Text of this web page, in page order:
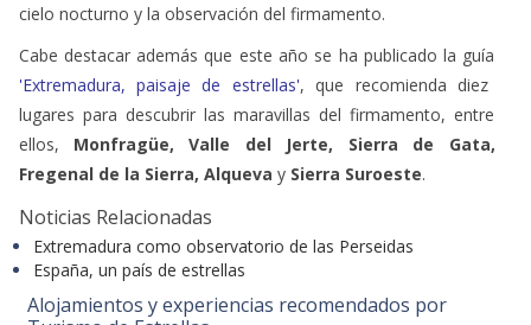
cielo nocturno y la observación del firmamento.
Cabe destacar además que este año se ha publicado la guía
'Extremadura, paisaje de estrellas', que recomienda diez
lugares para descubrir las maravillas del firmamento, entre
ellos, Monfragüe, Valle del Jerte, Sierra de Gata,
Fregenal de la Sierra, Alqueva ySierra Suroeste.
Noticias Relacionadas
Extremadura como observatorio de las Perseidas
España, un país de estrellas
Alojamientos y experiencias recomendados por